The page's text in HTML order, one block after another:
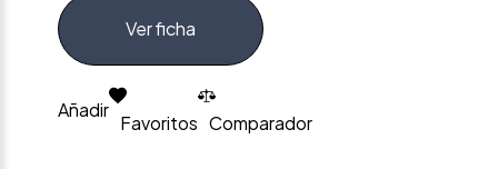
Ver ficha
Añadir
Favoritos Comparador